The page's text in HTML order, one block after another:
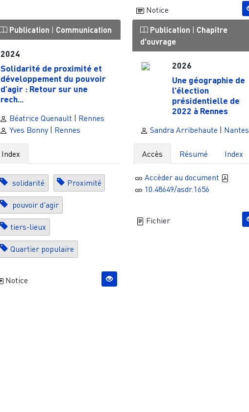
Notice
Publication Communication
2024
Solidarité de proximité et
développement du pouvoir
d’agir : Retour sur une
rech...
Béatrice Quenault
Rennes
Yves Bonny
Rennes
Index
solidarité Proximité
pouvoir d'agir
tiers-lieux
Quartier populaire
Notice
Publication
Chapitre
d'ouvrage
2026
Une géographie de
l’élection
présidentielle de
2022 à Rennes
Sandra Arribehaute Nantes
Accès Résumé Index
Accèder au document
10.48649/asdr.1656
Fichier